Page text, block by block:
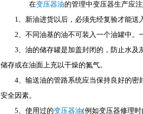
在变压器油的管理中变压器生产应注
1、新油进货以后，必须先经复验才能送
2、不同油基的油不可装入一个油罐中。
3、油的储存罐是加盖封闭的，防止水
储存或在油面上充以干燥的氮气。
4、输送油的管路系统应当保持良好的
安全因素。
5、使用过的变压器油(例如变压器修理